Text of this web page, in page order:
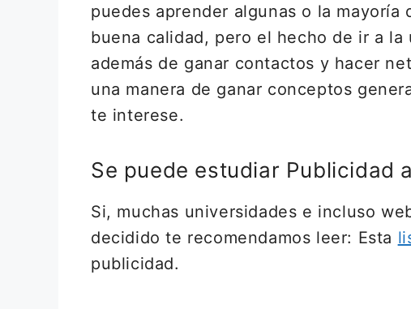
puedes aprender algunas o la
buena calidad, pero el hecho de ir a
además de ganar contactos y hacer
una manera de ganar conceptos
te interese.
Se puede estudiar Publicidad
Si, muchas universidades e incluso
decidido te recomendamos leer: Esta
publicidad.